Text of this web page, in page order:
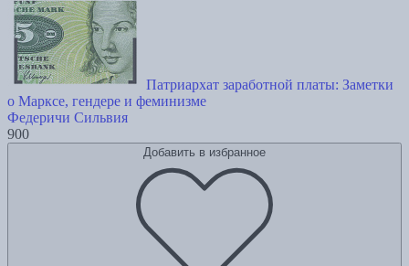
Патриархат заработной платы: Заметки
о Марксе, гендере и феминизме
Федеричи Сильвия
900
Добавить в избранное